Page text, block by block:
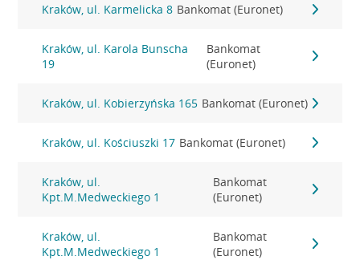
Kraków, ul. Karmelicka 8 Bankomat (Euronet)
Kraków, ul. Karola Bunscha
19
Bankomat
(Euronet)
Kraków, ul. Kobierzyńska 165 Bankomat (Euronet)
Kraków, ul. Kościuszki 17 Bankomat (Euronet)
Kraków, ul.
Kpt.M.Medweckiego 1
Bankomat
(Euronet)
Kraków, ul.
Kpt.M.Medweckiego 1
Bankomat
(Euronet)